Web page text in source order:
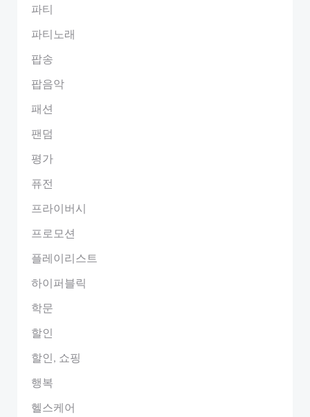
파티
파티노래
팝송
팝음악
패션
팬덤
평가
퓨전
프라이버시
프로모션
플레이리스트
하이퍼블릭
학문
할인
할인, 쇼핑
행복
헬스케어